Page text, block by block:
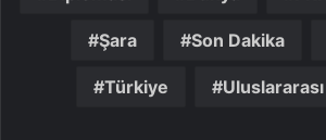
Şara Son Dakika
Türkiye